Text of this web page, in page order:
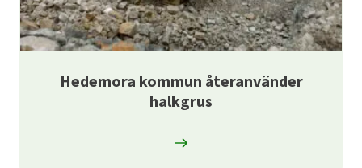
Hedemora kommun återanvänder
halkgrus